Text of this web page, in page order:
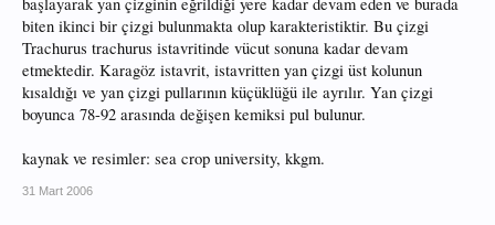
biten ikinci bir çizgi bulunmakta olup karakteristiktir. Bu çizgi
Trachurus trachurus istavritinde vücut sonuna kadar devam
etmektedir. Karagöz istavrit, istavritten yan çizgi üst kolunun
kısaldığı ve yan çizgi pullarının küçüklüğü ile ayrılır. Yan çizgi
boyunca 78-92 arasında değişen kemiksi pul bulunur.
kaynak ve resimler: sea crop university, kkgm.
31 Mart 2006